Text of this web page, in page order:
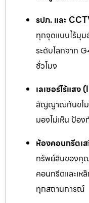
รปภ. และ
ทุกจุดแบบไร้มุ
ระดับโลกจาก
ชั่วโมง
เลเซอร์ไร้แส
สัญญาณกันขโม
มองไม่เห็น ป้อ
ห้องคอนกรีตเ
ทรัพย์สินของคุ
คอนกรีตและเห
ทุกสถานการณ์